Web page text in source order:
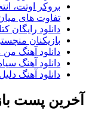
بروکر اوتت،
تفاوت های
دانلود رایگان
بازیکنان
دانلود آهنگ من
دانلود آهنگ
دانلود آهنگ
آخرین پست